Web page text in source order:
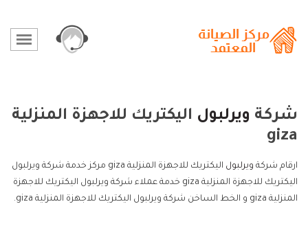
شركة ويرلبول اليكتريك للاجهزة المنزلية
giza
ارقام شركة ويرلبول
اليكتريك للاجهزة المنزلية giza مركز خدمة شركة ويرلبول
اليكتريك للاجهزة المنزلية giza خدمة عملاء شركة ويرلبول اليكتريك للاجهزة
المنزلية giza و الخط الساخن شركة ويرلبول اليكتريك للاجهزة المنزلية giza.